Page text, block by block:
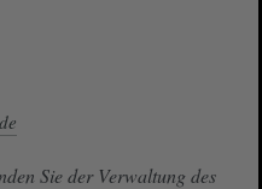
Sie der Verwaltung des